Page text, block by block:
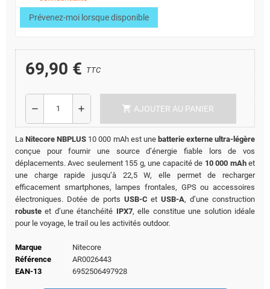
Prévenez-moi lorsque disponible
69,90 € TTC
remove add shopping_cart AJOUTER AU PANIER
LaNitecore NBPLUS 10 000 mAh est une batterie externe ultra-légère
conçue pour fournir une source d’énergie fiable lors de vos
déplacements. Avec seulement 155 g, une capacité de 10 000 mAhet
une charge rapide jusqu’à 22,5 W, elle permet de recharger
efficacement smartphones, lampes frontales, GPS ou accessoires
électroniques. Dotée de ports USB-C etUSB-A, d’une construction
robuste et d’une étanchéité IPX7, elle constitue une solution idéale
pour le voyage, le trail ou les activités outdoor.
Marque
Nitecore
Référence
AR0026443
EAN-13
6952506497928